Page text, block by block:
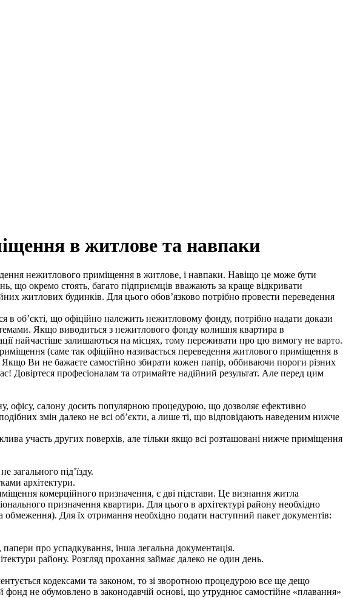
в житлове та навпаки
нежитлового приміщення в житлове, і навпаки. Навіщо це може бути
що окремо стоять, багато підприємців вважають за краще відкривати
житлових будинків. Для цього обов’язково потрібно провести переведення
об’єкті, що офіційно належить нежитловому фонду, потрібно надати докази
Якщо виводиться з нежитлового фонду колишня квартира в
найчастіше залишаються на місцях, тому переживати про цю вимогу не варто.
(саме так офіційно називається переведення житлового приміщення в
Ви не бажаєте самостійно збирати кожен папір, оббиваючи пороги різних
Довіртеся професіоналам та отримайте надійний результат. Але перед цим
офісу, салону досить популярною процедурою, що дозволяє ефективно
змін далеко не всі об’єкти, а лише ті, що відповідають наведеним нижче
участь других поверхів, але тільки якщо всі розташовані нижче приміщення
загального під’їзду.
архітектури.
комерційного призначення, є дві підстави. Це визнання житла
призначення квартири. Для цього в архітектурі району необхідно
Для їх отримання необхідно подати наступний пакет документів:
про успадкування, інша легальна документація.
району. Розгляд прохання займає далеко не один день.
кодексами та законом, то зі зворотною процедурою все ще дещо
не обумовлено в законодавчій основі, що утруднює самостійне «плавання»